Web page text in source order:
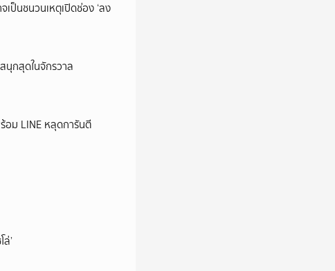
ป็นชนวนเหตุเปิดช่อง ‘ลง
นุกสุดในจักรวาล
อม LINE หลุดการันตี
’